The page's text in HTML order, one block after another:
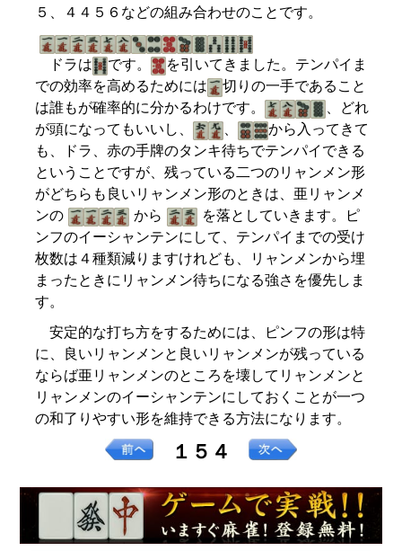
５、４４５６などの組み合わせのことです。
ドラは です。
を引いてきました。テンパイま
での効率を高めるためには
切りの一手であること
は誰もが確率的に分かるわけです。
、どれ
が頭になってもいいし、
、
から入ってきて
も、ドラ、赤の手牌のタンキ待ちでテンパイできる
ということですが、残っている二つのリャンメン形
がどちらも良いリャンメン形のときは、亜リャンメ
ンの
から
を落としていきます。ピ
ンフのイーシャンテンにして、テンパイまでの受け
枚数は４種類減りますけれども、リャンメンから埋
まったときにリャンメン待ちになる強さを優先しま
す。
安定的な打ち方をするためには、ピンフの形は特
に、良いリャンメンと良いリャンメンが残っている
ならば亜リャンメンのところを壊してリャンメンと
リャンメンのイーシャンテンにしておくことが一つ
の和了りやすい形を維持できる方法になります。
１５４